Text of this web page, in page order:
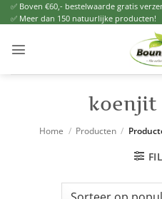
Ga
naar
✅ Boven €60,- bestelwaarde gratis
✅ Meer dan 150 natuurlijke producten!
koenjit
Home / Producten /